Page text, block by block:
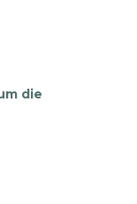
die